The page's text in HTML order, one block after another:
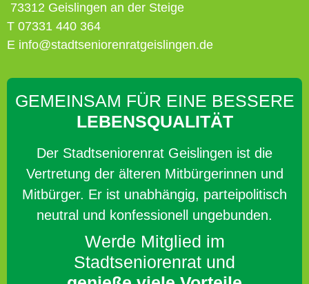
73312 Geislingen an der Steige
T 07331 440 364
E info@stadtseniorenratgeislingen.de
GEMEINSAM FÜR EINE BESSERE
LEBENSQUALITÄT
Der Stadtseniorenrat Geislingen ist die
Vertretung der älteren Mitbürgerinnen und
Mitbürger. Er ist unabhängig, parteipolitisch
neutral und konfessionell ungebunden.
Werde Mitglied im
Stadtseniorenrat und